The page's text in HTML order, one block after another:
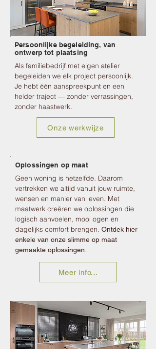
Persoonlijke begeleiding, van
ontwerp tot plaatsing
Als familiebedrijf met eigen atelier
begeleiden we elk project persoonlijk.
Je hebt één aanspreekpunt en een
helder traject — zonder verrassingen,
zonder haastwerk.
Onze werkwijze
Oplossingen op maat
Geen woning is hetzelfde. Daarom
vertrekken we altijd vanuit jouw ruimte,
wensen en manier van leven. Met
maatwerk creëren we oplossingen die
logisch aanvoelen, mooi ogen en
dagelijks comfort brengen. Ontdek hier
enkele van onze slimme op maat
gemaakte oplossingen.
Meer info...